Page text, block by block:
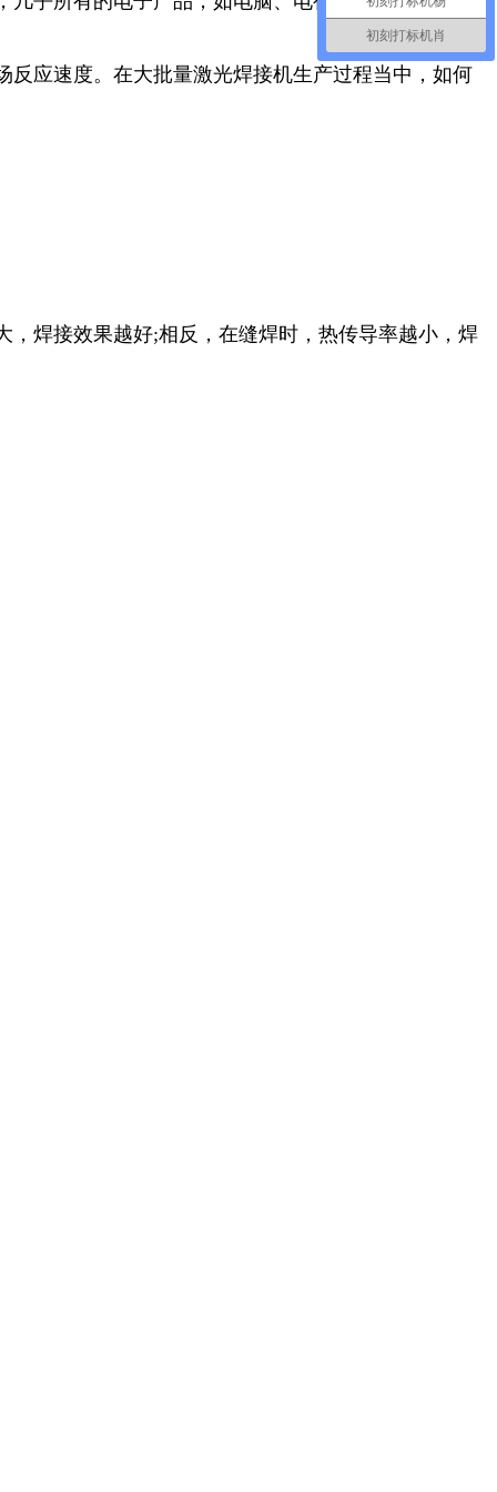
应速度。在大批量激光焊接机生产过程当中，如何
焊接效果越好;相反，在缝焊时，热传导率越小，焊
初刻打标机肖